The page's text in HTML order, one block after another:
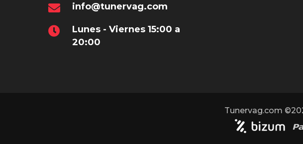
info@tunervag.com
Lunes - Viernes 15:00 a
20:00
Tunervag.com